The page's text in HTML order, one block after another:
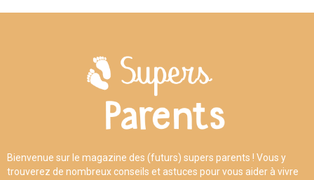
Bienvenue sur le magazine des (futurs) supers parents ! Vous y
trouverez de nombreux conseils et astuces pour vous aider à vivre